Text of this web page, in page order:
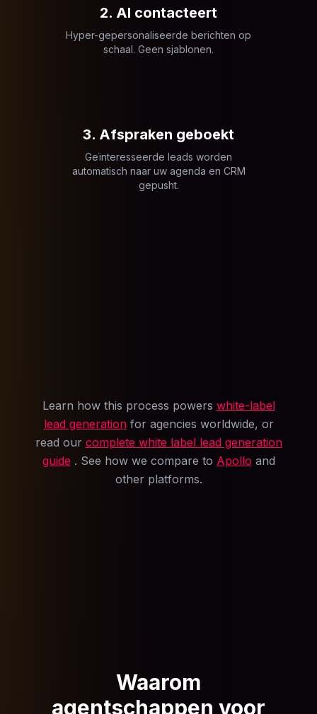
2. AI contacteert
Hyper-gepersonaliseerde berichten op
schaal. Geen sjablonen.
3. Afspraken geboekt
Geïnteresseerde leads worden
automatisch naar uw agenda en CRM
gepusht.
Learn how this process powers white-label
lead generation for agencies worldwide, or
read our complete white label lead generation
guide . See how we compare to Apollo and
other platforms.
Waarom
agentschappen voor